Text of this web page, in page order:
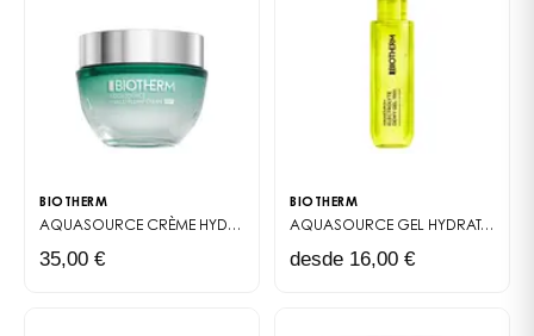
Desmaquillante Total Renew Oil
de Biotherm
Desde 1952, Biotherm no ha dejado de ampliar su
preservar su juventud de la forma más duradera
como tipos de superficies cutáneas existen. Sin
BIOTHERM
AQUASOURCE CRÈME HYDRATANTE ET PROTECTRICE SPF30
35,00 €
BIOTHERM
AQUASOURCE GEL HYDRATANT LÉGER ENRICHI EN ÉLECTROLYTES
desde 16,00 €